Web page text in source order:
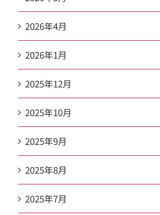
2026年4月
2026年1月
2025年12月
2025年10月
2025年9月
2025年8月
2025年7月